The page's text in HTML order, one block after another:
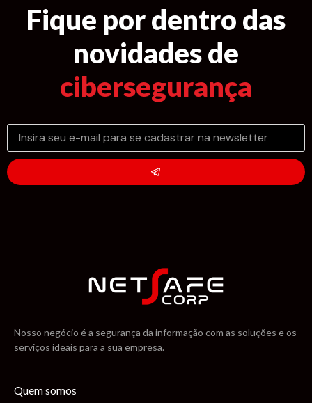
Fique por dentro das
novidades de
cibersegurança
Nosso negócio é a segurança da informação com as soluções e os
serviços ideais para a sua empresa.
Quem somos